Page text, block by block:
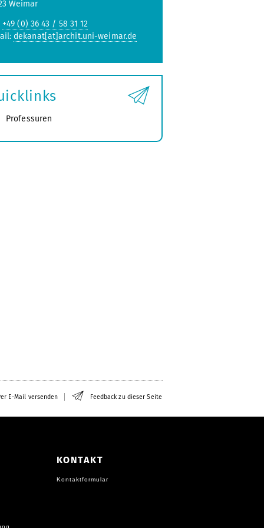
Weimar
+49 (0) 36 43 / 58 31 12
dekanat[at]archit.uni-weimar.de
Professuren
E-Mail versenden Feedback zu dieser Seite
KONTAKT
Kontaktformular